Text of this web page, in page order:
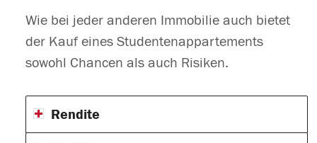
Wie bei jeder anderen Immobilie auch bietet
der Kauf eines Studentenappartements
sowohl Chancen als auch Risiken.
Rendite